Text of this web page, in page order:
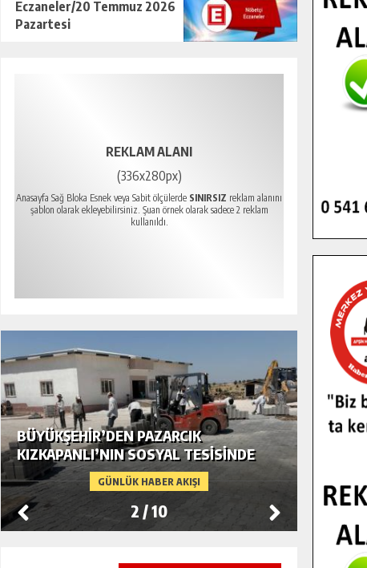
Eczaneler/20 Temmuz 2026
Pazartesi
REKLAM ALANI
(336x280px)
Anasayfa Sağ Bloka Esnek veya Sabit ölçülerde SINIRSIZ reklam alanını
şablon olarak ekleyebilirsiniz. Şuan örnek olarak sadece 2 reklam
kullanıldı.
GÜNLÜK HABER AKIŞI
BÜYÜKŞEHIR’DEN PAZARCIK
KIZKAPANLI’NIN SOSYAL TESISINDE
ÇEVRE DÜZENLEMESI.
2 /10